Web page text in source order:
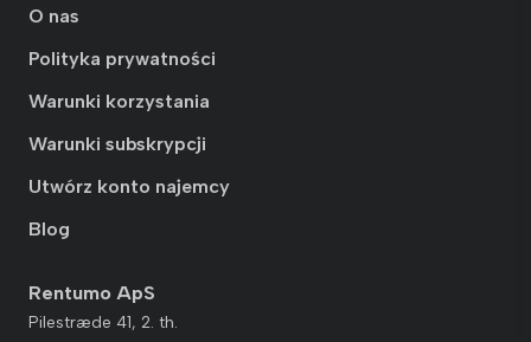
O nas
Polityka prywatności
Warunki korzystania
Warunki subskrypcji
Utwórz konto najemcy
Blog
Rentumo ApS
Pilestræde 41, 2. th.